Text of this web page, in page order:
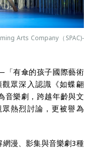
Arts Company（SPAC)-
「有傘的孩子國際藝術
眾深入認識《如蝶翩
音樂劇，跨越年齡與文
熱烈討論，更被譽為
漫、影集與音樂劇3種